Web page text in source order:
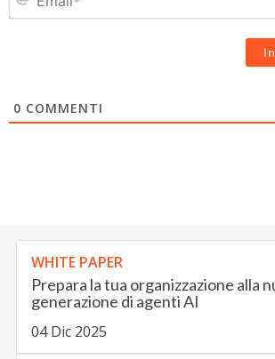
0 COMMENTI
WHITE PAPER
Prepara la tua organizzazione alla
generazione di agenti AI
04 Dic 2025